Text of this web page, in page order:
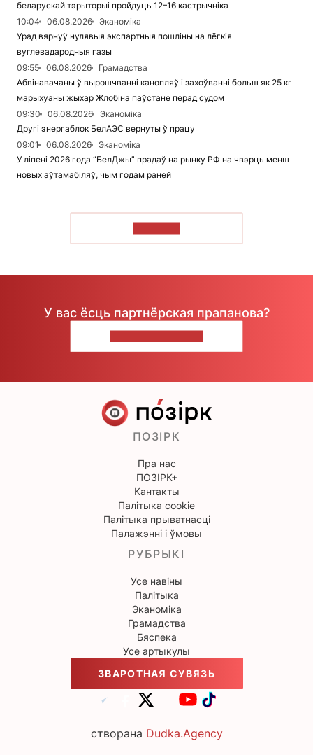
беларускай тэрыторыі пройдуць 12–16 кастрычніка
10:04
06.08.2026
Эканоміка
Урад вярнуў нулявыя экспартныя пошліны на лёгкія
вуглевадародныя газы
09:55
06.08.2026
Грамадства
Абвінавачаны ў вырошчванні канопляў і захоўванні больш як 25 кг
марыхуаны жыхар Жлобіна паўстане перад судом
09:30
06.08.2026
Эканоміка
Другі энергаблок БелАЭС вернуты ў працу
09:01
06.08.2026
Эканоміка
У ліпені 2026 года “БелДжы” прадаў на рынку РФ на чвэрць менш
новых аўтамабіляў, чым годам раней
У вас ёсць партнёрская прапанова?
ПОЗІРК
Пра нас
ПОЗІРК+
Кантакты
Палітыка cookie
Палітыка прыватнасці
Палажэнні і ўмовы
РУБРЫКІ
Усе навіны
Палітыка
Эканоміка
Грамадства
Бяспека
Усе артыкулы
ЗВАРОТНАЯ СУВЯЗЬ
створана Dudka.Agency